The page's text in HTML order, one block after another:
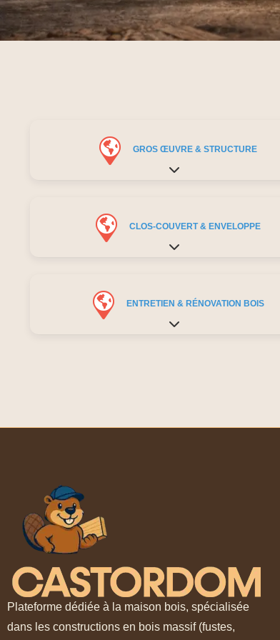
GROS ŒUVRE & STRUCTURE
Expand sub-categories
CLOS-COUVERT & ENVELOPPE
Expand sub-categories
ENTRETIEN & RÉNOVATION BOIS
Expand sub-categories
Plateforme dédiée à la maison bois, spécialisée
dans les constructions en bois massif (fustes,